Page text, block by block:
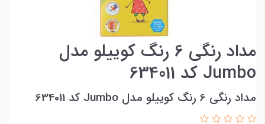
مداد رنگی 6 رنگ کوییلو مدل
Jumbo کد 634011
مداد رنگی 6 رنگ کوییلو مدل Jumbo کد 634011